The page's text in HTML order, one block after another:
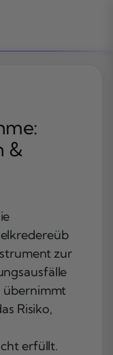
&
zur
übernimmt
Risiko,
erfüllt.